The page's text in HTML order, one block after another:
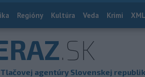
Regióny Kultúra Veda Krimi
.SK
agentúry Slovenskej